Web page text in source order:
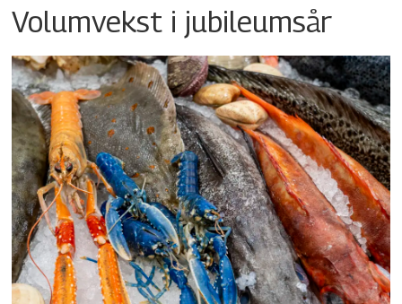
Volumvekst i jubileumsår